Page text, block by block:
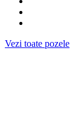
Vezi toate pozele